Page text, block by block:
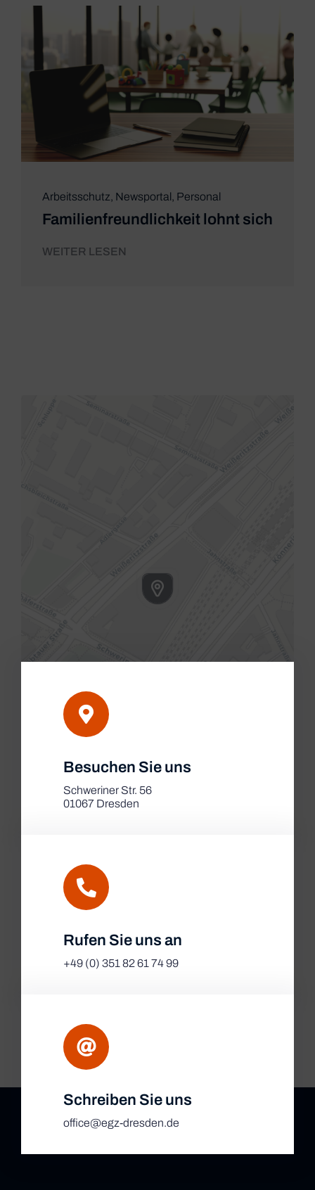
Arbeitsschutz, Newsportal, Personal
Familienfreundlichkeit lohnt sich
WEITER LESEN
|Map tiles byCARTO, underCC BY 3.0
OpenStreetMap, under ODbL.
Besuchen Sie uns
Schweriner Str. 56
01067 Dresden
Rufen Sie uns an
+49 (0) 351 82 61 74 99
Schreiben Sie uns
office@egz-dresden.de